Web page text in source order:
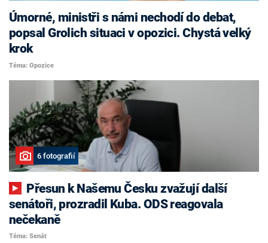
Úmorné, ministři s námi nechodí do debat,
popsal Grolich situaci v opozici. Chystá velký
krok
Téma: Opozice
6 fotografií
senátoři, prozradil Kuba. ODS reagovala
nečekaně
Téma: Senát